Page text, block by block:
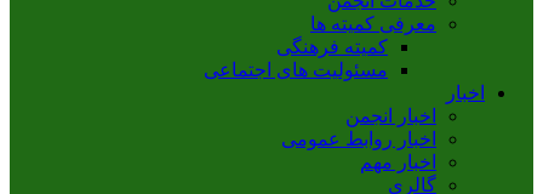
معرفی کمیته ها
کمیته فرهنگی
مسئولیت های اجتماعی
اخبار
اخبار انجمن
اخبار روابط عمومی
اخبار مهم
گالری